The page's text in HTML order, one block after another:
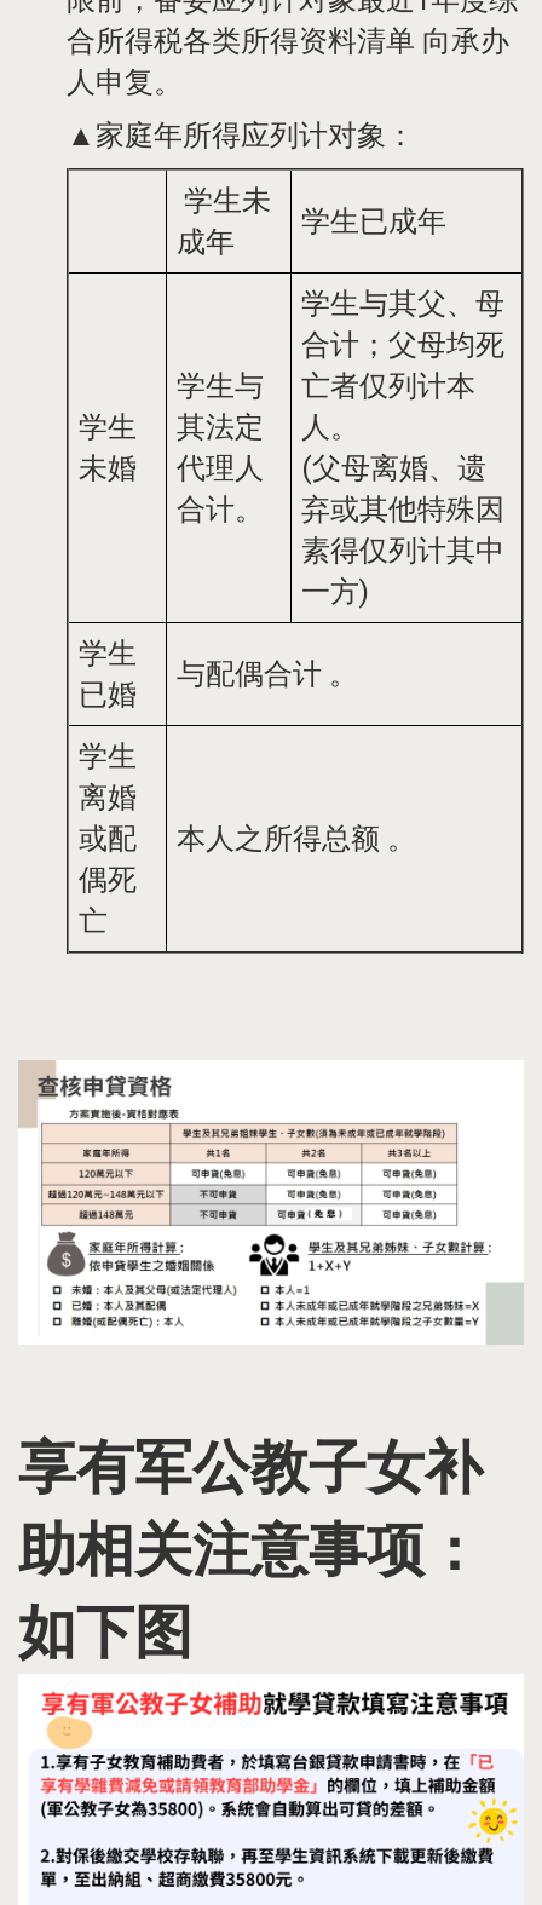
合所得税各类所得资料清单 向承办
人申复。
▲家庭年所得应列计对象：
学生未
成年
学生已成年
学生
未婚
学生与
其法定
代理人
合计。
学生与其父、母
合计；父母均死
亡者仅列计本
人。
(父母离婚、遗
弃或其他特殊因
素得仅列计其中
一方)
学生
已婚
与配偶合计 。
学生
离婚
或配
偶死
亡
本人之所得总额 。
享有军公教子女补
助相关注意事项：
如下图